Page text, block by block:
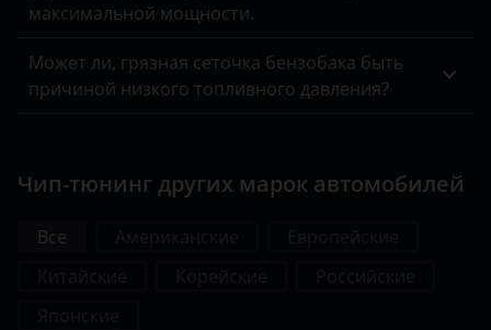
максимальной мощности.
Может ли, грязная сеточка бензобака быть
причиной низкого топливного давления?
Чип-тюнинг других марок автомобилей
Все